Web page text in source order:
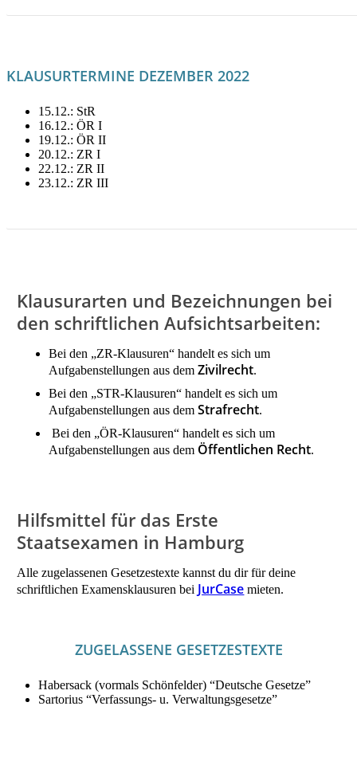
KLAUSURTERMINE DEZEMBER 2022
15.12.: StR
16.12.: ÖR I
19.12.: ÖR II
20.12.: ZR I
22.12.: ZR II
23.12.: ZR III
Klausurarten und Bezeichnungen bei
den schriftlichen Aufsichtsarbeiten:
Bei den „ZR-Klausuren“ handelt es sich um
Aufgabenstellungen aus demZivilrecht.
Bei den „STR-Klausuren“ handelt es sich um
Aufgabenstellungen aus demStrafrecht.
Bei den „ÖR-Klausuren“ handelt es sich um
Aufgabenstellungen aus dem Öffentlichen Recht.
Hilfsmittel für das Erste
Staatsexamen in Hamburg
Alle zugelassenen Gesetzestexte kannst du dir für deine
schriftlichen Examensklausuren bei JurCase mieten.
ZUGELASSENE GESETZESTEXTE
Habersack (vormals Schönfelder) “Deutsche Gesetze”
Sartorius “Verfassungs- u. Verwaltungsgesetze”